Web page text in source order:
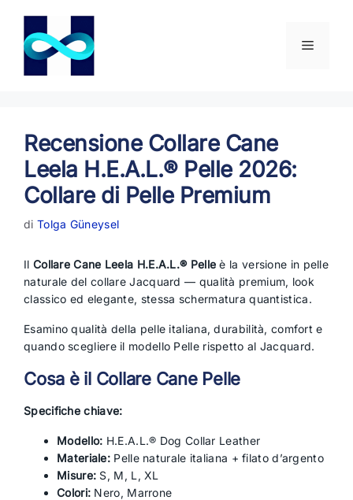
contenuto
Menu
Recensione Collare Cane
Leela H.E.A.L.® Pelle 2026:
Collare di Pelle Premium
di Tolga Güneysel
Il Collare Cane Leela H.E.A.L.® Pelle è la versione in pelle
naturale del collare Jacquard — qualità premium, look
classico ed elegante, stessa schermatura quantistica.
Esamino qualità della pelle italiana, durabilità, comfort e
quando scegliere il modello Pelle rispetto al Jacquard.
Cosa è il Collare Cane Pelle
Specifiche chiave:
Modello: H.E.A.L.® Dog Collar Leather
Materiale: Pelle naturale italiana + filato d’argento
Misure: S, M, L, XL
Colori: Nero, Marrone